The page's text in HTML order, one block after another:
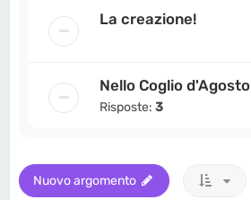
La creazione!
Nello Coglio d'Agosto
Risposte:3
Nuovo argomento